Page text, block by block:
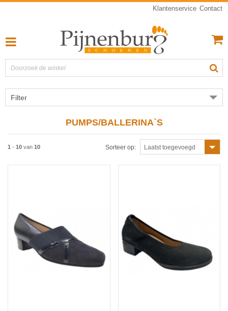
Klantenservice Contact
Filter
PUMPS/BALLERINA`S
1 - 10 van 10 Sorteer op: Laatst toegevoegd